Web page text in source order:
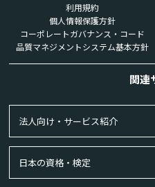
利用規約
個人情報保護方針
コーポレートガバナンス・コード
品質マネジメントシステム基本方針
関連
法人向け・サービス紹介
日本の資格・検定